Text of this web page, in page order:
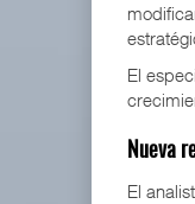
El
Nueva
El